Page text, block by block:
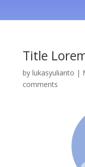
Title
by lukasyulianto |
comments